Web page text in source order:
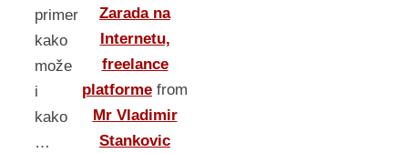
primer
kako
može
i
kako
…
Zarada na
Internetu,
freelance
platforme from
Mr Vladimir
Stankovic